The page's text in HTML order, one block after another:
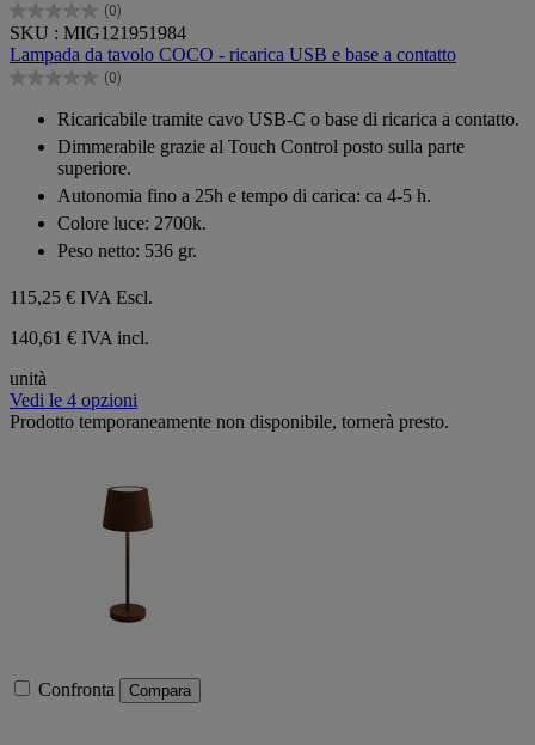
(0)
0.0
su
5
stelle.
SKU : MIG121951984
Lampada da tavolo COCO - ricarica USB e base a contatto
(0)
0.0
stelle.
Ricaricabile tramite cavo USB-C o base di ricarica a contatto.
Dimmerabile grazie al Touch Control posto sulla parte
superiore.
Autonomia fino a 25h e tempo di carica: ca 4-5 h.
Colore luce: 2700k.
Peso netto: 536 gr.
115,25 € IVA Escl.
140,61 € IVA incl.
unità
Vedi le 4 opzioni
Prodotto temporaneamente non disponibile, tornerà presto.
Confronta Compara